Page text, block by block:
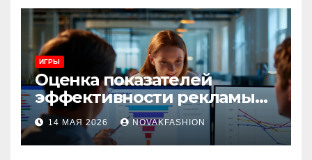
ИГРЫ
Оценка показателей
эффективности рекламы
при атрибуции
множественных точек
касания
14 МАЯ 2026 NOVAKFASHION